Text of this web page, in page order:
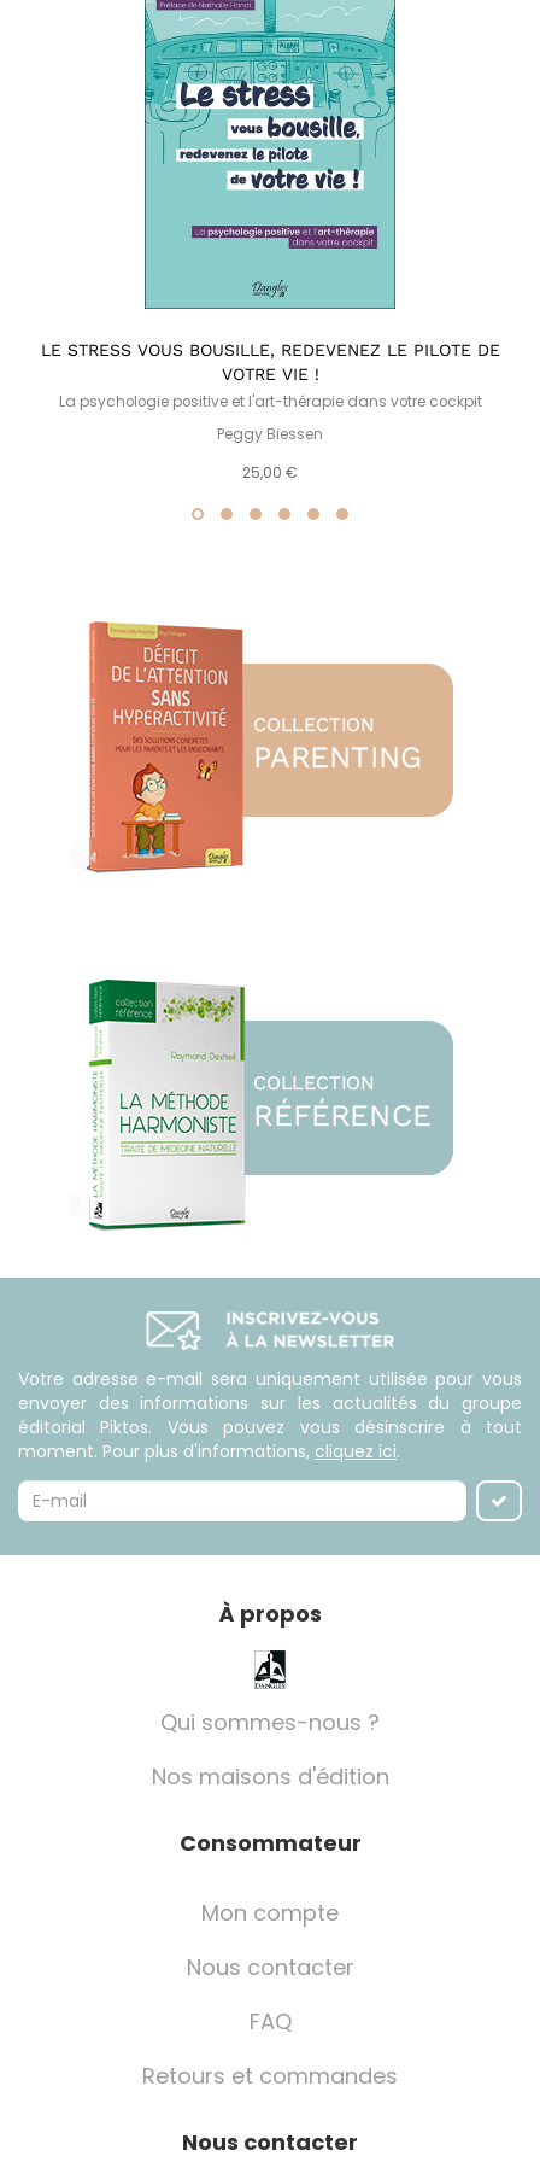
LE STRESS VOUS BOUSILLE, REDEVENEZ LE PILOTE DE
VOTRE VIE !
La psychologie positive et l'art-thérapie dans votre cockpit
Peggy Biessen
25,00 €
Votre adresse e-mail sera uniquement utilisée pour vous
envoyer des informations sur les actualités du groupe
éditorial Piktos. Vous pouvez vous désinscrire à tout
moment. Pour plus d'informations, cliquez ici.
À propos
Qui sommes-nous ?
Nos maisons d'édition
Consommateur
Mon compte
Nous contacter
FAQ
Retours et commandes
Nous contacter